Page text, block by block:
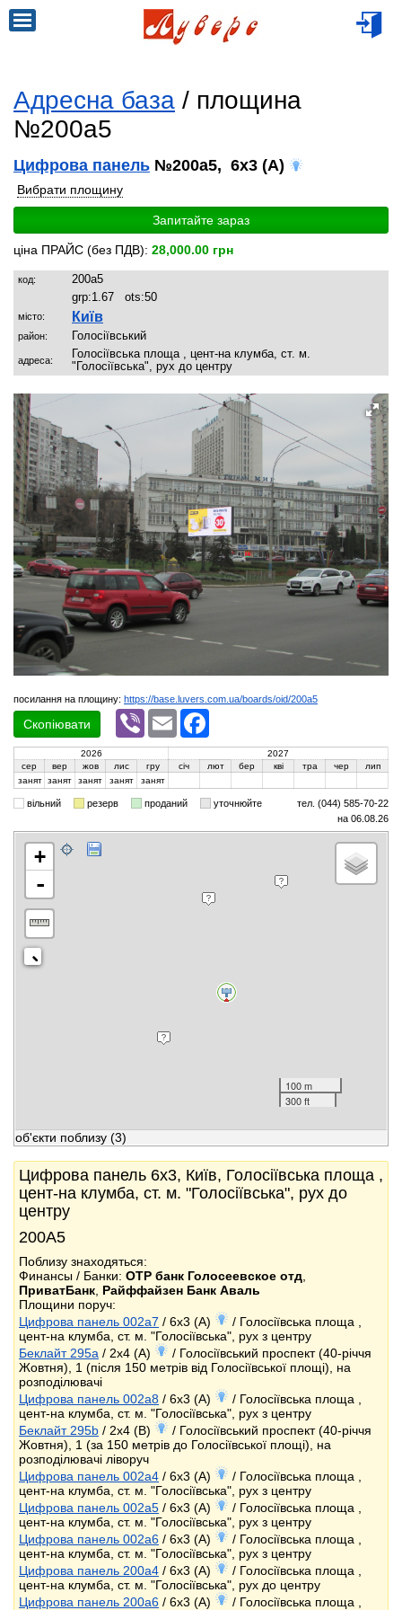
Адресна база / площина
№200a5
Цифрова панель №200a5, 6x3 (A)
Вибрати площину
Запитайте зараз
ціна ПРАЙС (без ПДВ): 28,000.00 грн
код:
200a5
grp:1.67 ots:50
місто: Київ
район: Голосіївський
адреса:
Голосіївська площа , цент-на клумба, ст. м.
"Голосіївська", рух до центру
посилання на площину: https://base.luvers.com.ua/boards/oid/200a5
Скопіювати
Viber Email
2026
2027
сер
вер жов лис гру січ лют бер кві тра чер
лип
занят занят занят занят занят
вільний резерв проданий уточнюйте
тел. (044) 585-70-22
на 06.08.26
+
-
100 m
300 ft
об'єкти поблизу (3)
Цифрова панель 6x3, Київ, Голосіївська площа ,
цент-на клумба, ст. м. "Голосіївська", рух до
центру
200A5
Поблизу знаходяться:
Финансы / Банки: OTP банк Голосеевское отд
ПриватБанк Райффайзен Банк Аваль
Площини поруч:
Цифрова панель 002a7 / 6x3 (A)
/ Голосіївська площа ,
цент-на клумба, ст. м. "Голосіївська", рух з центру
Беклайт 295a / 2x4 (A)
/ Голосіївський проспект (40-річчя
Жовтня), 1 (після 150 метрів від Голосіївської площі), на
розподілювачі
Цифрова панель 002a8 / 6x3 (A)
/ Голосіївська площа ,
цент-на клумба, ст. м. "Голосіївська", рух з центру
Беклайт 295b / 2x4 (B)
/ Голосіївський проспект (40-річчя
Жовтня), 1 (за 150 метрів до Голосіївської площі), на
розподілювачі ліворуч
Цифрова панель 002a4 / 6x3 (A)
/ Голосіївська площа ,
цент-на клумба, ст. м. "Голосіївська", рух з центру
Цифрова панель 002a5 / 6x3 (A)
/ Голосіївська площа ,
цент-на клумба, ст. м. "Голосіївська", рух з центру
Цифрова панель 002a6 / 6x3 (A)
/ Голосіївська площа ,
цент-на клумба, ст. м. "Голосіївська", рух з центру
Цифрова панель 200a4 / 6x3 (A)
/ Голосіївська площа ,
цент-на клумба, ст. м. "Голосіївська", рух до центру
Цифрова панель 200a6 / 6x3 (A)
/ Голосіївська площа ,